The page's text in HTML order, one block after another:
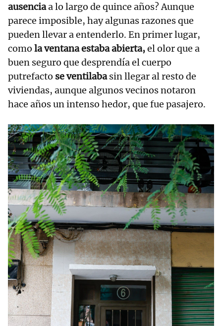
ausenciaa lo largo de quince años? Aunque
parece imposible, hay algunas razones que
pueden llevar a entenderlo. En primer lugar,
como la ventana estaba abierta,el olor que a
buen seguro que desprendía el cuerpo
putrefacto se ventilabasin llegar al resto de
viviendas, aunque algunos vecinos notaron
hace años un intenso hedor, que fue pasajero.